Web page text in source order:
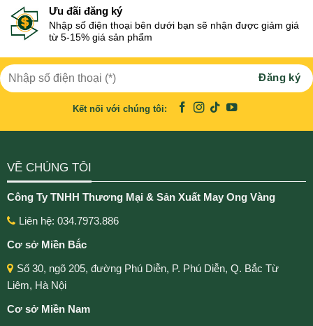
Ưu đãi đăng ký
Nhập số điện thoại bên dưới bạn sẽ nhận được giảm giá
từ 5-15% giá sản phẩm
Kết nối với chúng tôi:
VỀ CHÚNG TÔI
Công Ty TNHH Thương Mại & Sản Xuất May Ong Vàng
Liên hệ: 034.7973.886
Cơ sở Miền Bắc
Số 30, ngõ 205, đường Phú Diễn, P. Phú Diễn, Q. Bắc Từ
Liêm, Hà Nội
Cơ sở Miền Nam